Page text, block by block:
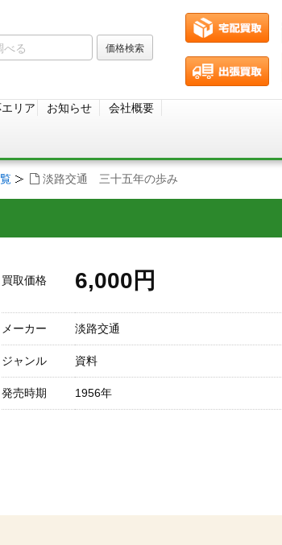
リア お知らせ 会社概要
淡路交通 三十五年の歩み
買取価格 6,000円
メーカー 淡路交通
ジャンル 資料
発売時期 1956年